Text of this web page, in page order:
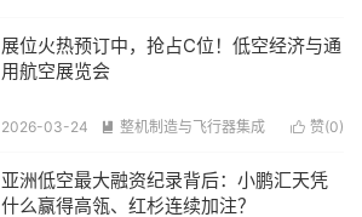
展位火热预订中，抢占C位！低空经济与通
用航空展览会
 赞(0)
2026-03-24 
整机制造与飞行器集成
亚洲低空最大融资纪录背后：小鹏汇天凭
什么赢得高瓴、红杉连续加注？